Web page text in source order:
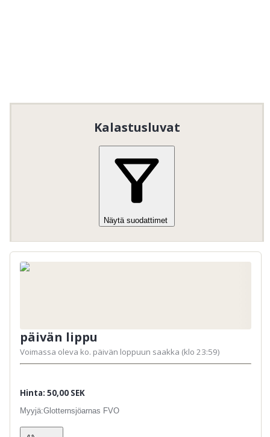
Kalastusluvat
Näytä suodattimet
päivän lippu
Voimassa oleva ko. päivän loppuun saakka (klo 23:59)
Hinta: 50,00 SEK
Myyjä:Glotternsjöarnas FVO